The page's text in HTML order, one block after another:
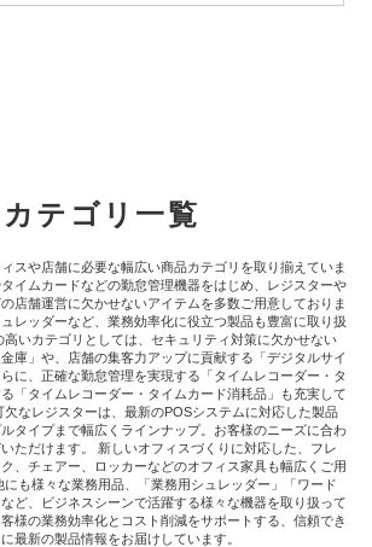
カテゴリ一覧
スや店舗に必要な幅広い商品カテゴリを取り揃えていま
イムカードなどの勤怠管理機器をはじめ、レジスターや
店舗運営に欠かせないアイテムを多数ご用意しておりま
レッダーなど、業務効率化に役立つ製品も豊富に取り扱
高いカテゴリとしては、セキュリティ対策に欠かせない
金庫」や、店舗の集客力アップに貢献する「デジタルサイ
に、正確な勤怠管理を実現する「タイムレコーダー・タ
「タイムレコーダー・タイムカード消耗品」も充実して
欠なレジスターは、最新のPOSシステムに対応した製品
タイプまで幅広くラインナップ。お客様のニーズに合わ
ただけます。 新しいオフィスづくりに対応した、フレ
、チェアー、ロッカーなどのオフィス家具も幅広くご用
も様々な業務用品、「業務用シュレッダー」「ワード
ど、ビジネスシーンで活躍する様々な機器を取り扱って
様の業務効率化とコスト削減をサポートする、信頼でき
最新の製品情報をお届けしています。